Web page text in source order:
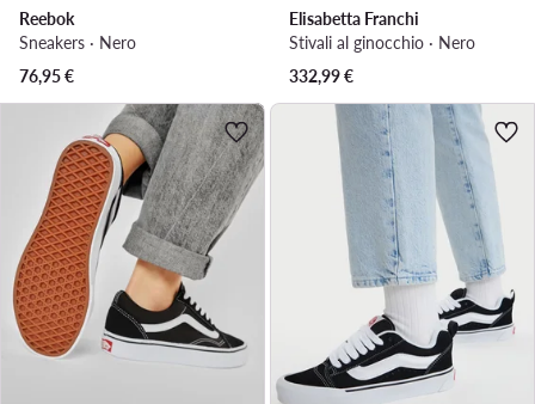
Reebok
Sneakers · Nero
76,95€
Elisabetta Franchi
Stivali al ginocchio · Nero
332,99€